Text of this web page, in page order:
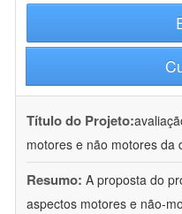
Título do Projeto:
motores e não motores da
Resumo: A proposta do
aspectos motores e não-